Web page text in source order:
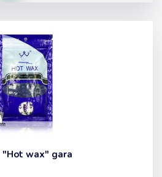
"Hot wax" gara